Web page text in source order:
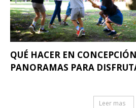
QUÉ HACER EN
PANORAMAS PARA
Leer mas